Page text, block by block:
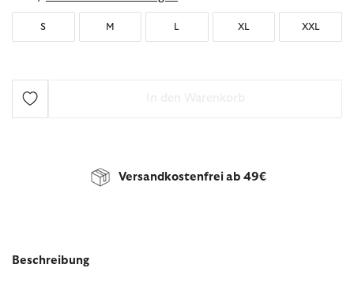
S M L XL XXL
Versandkostenfrei ab 49€
Beschreibung